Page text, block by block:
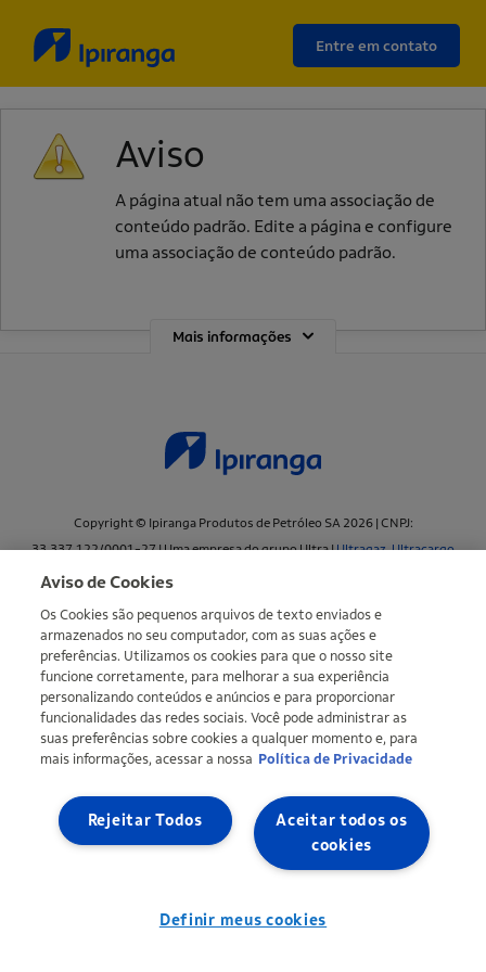
Entre em contato
Aviso
A página atual não tem uma associação de
conteúdo padrão. Edite a página e configure
uma associação de conteúdo padrão.
Mais informações
Copyright © Ipiranga Produtos de Petróleo SA 2026 | CNPJ:
33.337.122/0001-27 | Uma empresa do grupo Ultra |Ultragaz,Ultracargo
Aviso de Cookies
Os Cookies são pequenos arquivos de texto enviados e
armazenados no seu computador, com as suas ações e
preferências. Utilizamos os cookies para que o nosso site
funcione corretamente, para melhorar a sua experiência
personalizando conteúdos e anúncios e para proporcionar
funcionalidades das redes sociais. Você pode administrar as
suas preferências sobre cookies a qualquer momento e, para
mais informações, acessar a nossa Política de Privacidade
Aceitar todos os
cookies
Rejeitar Todos
Definir meus cookies